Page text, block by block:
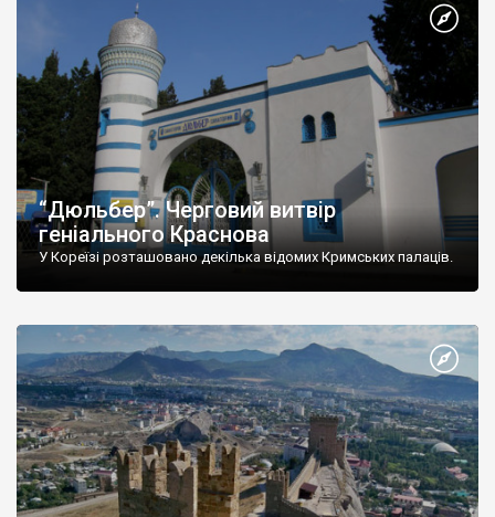
“Дюльбер”. Черговий витвір
геніального Краснова
У Кореїзі розташовано декілька відомих Кримських палаців.